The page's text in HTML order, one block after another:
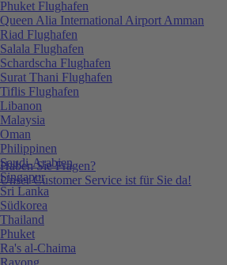
Haben Sie Fragen?
Unser Customer Service ist für Sie da!
Phuket Flughafen
Queen Alia International Airport Amman
Riad Flughafen
Salala Flughafen
Schardscha Flughafen
Surat Thani Flughafen
Tiflis Flughafen
Libanon
Malaysia
Oman
Philippinen
Saudi-Arabien
Singapur
Sri Lanka
Südkorea
Thailand
Phuket
Ra's al-Chaima
Rayong